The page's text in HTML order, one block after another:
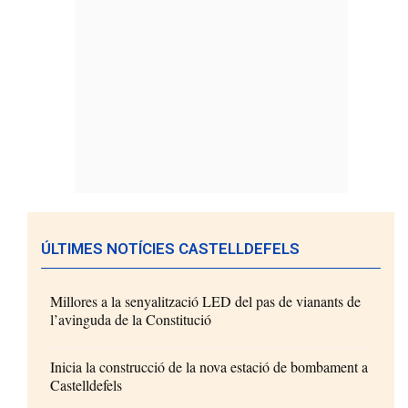
ÚLTIMES NOTÍCIES CASTELLDEFELS
Millores a la senyalització LED del pas de vianants de
l’avinguda de la Constitució
Inicia la construcció de la nova estació de bombament a
Castelldefels